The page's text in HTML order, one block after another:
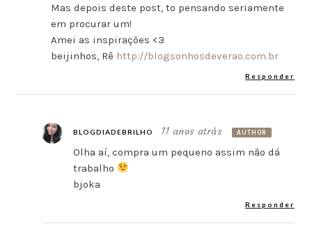
Mas depois deste post, to pensando seriamente
em procurar um!
Amei as inspirações <3
beijinhos, Rê http://blogsonhosdeverao.com.br
Responder
BLOGDIADEBRILHO 11 anos atrás AUTHOR
Olha aí, compra um pequeno assim não dá
trabalho
bjoka
Responder